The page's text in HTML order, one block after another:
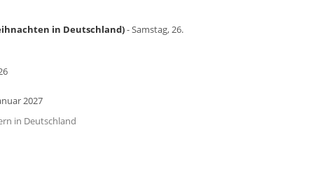
in Deutschland)- Samstag, 26.
2027
in Deutschland